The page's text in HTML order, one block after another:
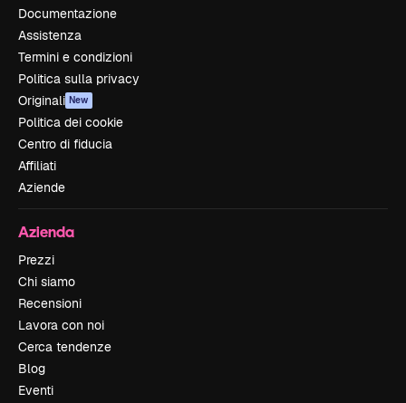
Documentazione
Assistenza
Termini e condizioni
Politica sulla privacy
Originali New
Politica dei cookie
Centro di fiducia
Affiliati
Aziende
Azienda
Prezzi
Chi siamo
Recensioni
Lavora con noi
Cerca tendenze
Blog
Eventi